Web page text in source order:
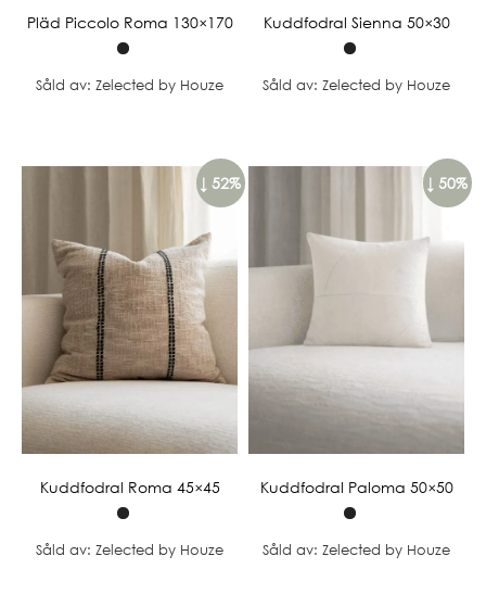
Pläd Piccolo Roma 130×170
Såld av: Zelected by Houze
Kuddfodral Sienna 50×30
Såld av: Zelected by Houze
↓ 52%
Kuddfodral Roma 45×45
Såld av: Zelected by Houze
↓ 50%
Kuddfodral Paloma 50×50
Såld av: Zelected by Houze